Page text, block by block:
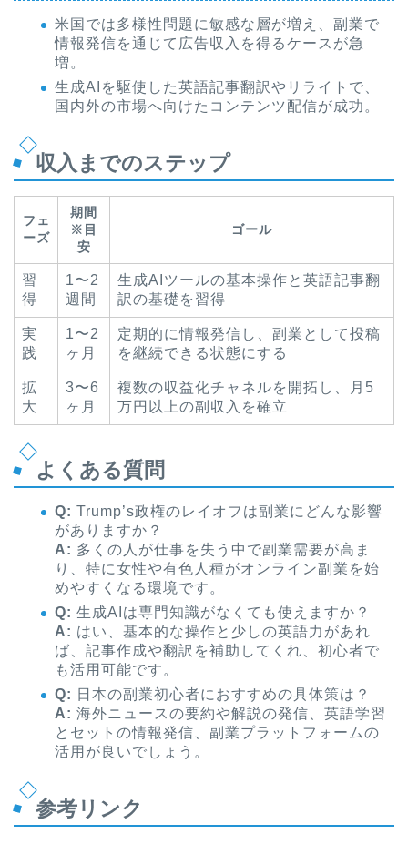
米国では多様性問題に敏感な層が増え、副業で
情報発信を通じて広告収入を得るケースが急
増。
生成AIを駆使した英語記事翻訳やリライトで、
国内外の市場へ向けたコンテンツ配信が成功。
収入までのステップ
フェ
ーズ
期間
※目
安
ゴール
習
得
1〜2
週間
生成AIツールの基本操作と英語記事翻
訳の基礎を習得
実
践
1〜2
ヶ月
定期的に情報発信し、副業として投稿
を継続できる状態にする
拡
大
3〜6
ヶ月
複数の収益化チャネルを開拓し、月5
万円以上の副収入を確立
よくある質問
Q: Trump’s政権のレイオフは副業にどんな影響
がありますか？
A: 多くの人が仕事を失う中で副業需要が高ま
り、特に女性や有色人種がオンライン副業を始
めやすくなる環境です。
Q: 生成AIは専門知識がなくても使えますか？
A: はい、基本的な操作と少しの英語力があれ
ば、記事作成や翻訳を補助してくれ、初心者で
も活用可能です。
Q: 日本の副業初心者におすすめの具体策は？
A: 海外ニュースの要約や解説の発信、英語学習
とセットの情報発信、副業プラットフォームの
活用が良いでしょう。
参考リンク